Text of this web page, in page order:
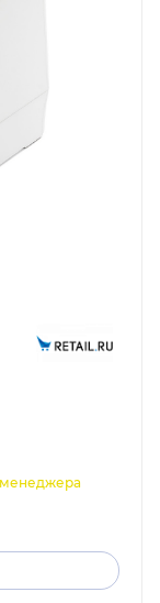
менеджера